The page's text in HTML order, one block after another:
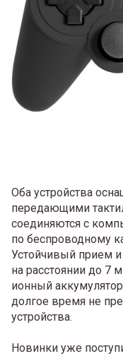
Оба устройства
передающими
соединяются с
по беспроводному
Устойчивый прием и
на расстоянии до 7
ионный
долгое время не
устройства.
Новинки уже